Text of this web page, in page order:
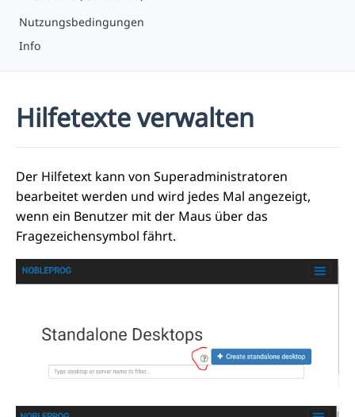
Nutzungsbedingungen
Info
Hilfetexte verwalten
Der Hilfetext kann von Superadministratoren
bearbeitet werden und wird jedes Mal angezeigt,
wenn ein Benutzer mit der Maus über das
Fragezeichensymbol fährt.